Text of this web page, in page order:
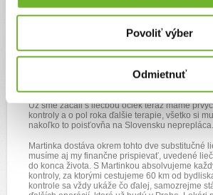
Povoliť výber
Odmietnuť
veľkorysosť poďakovať, znamená to pre nás
každého a aj napriek tomu sa s nami dokážete
dieťa.
Celé roky financujeme sami liečbu našej
Už sme začali s liečbou očiek teraz máme
kontroly a o pol roka ďalšie terapie, všetko si
nakoľko to poisťovňa na Slovensku
Martinka dostáva okrem tohto dve substitučné
musíme aj my finančne prispievať, uvedené
do konca života. S Martinkou absolvujeme
kontroly, za ktorými cestujeme 60 km od
kontrole sa vždy ukáže čo ďalej, samozrejme